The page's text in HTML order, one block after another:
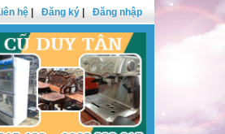
hệ Đăng ký Đăng nhập